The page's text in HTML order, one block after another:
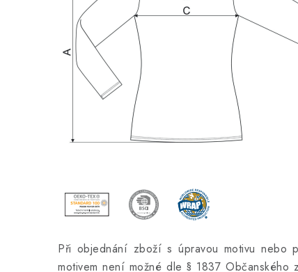
Při objednání zboží s úpravou motivu nebo
motivem není možné dle § 1837 Občanského